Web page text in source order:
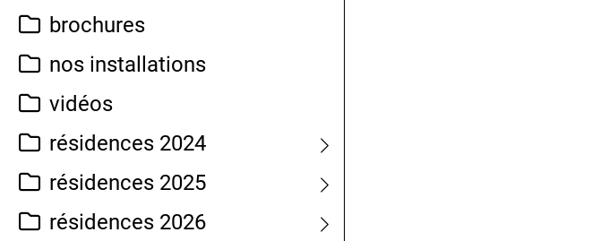
brochures
nos installations
vidéos
résidences 2024
résidences 2025
résidences 2026